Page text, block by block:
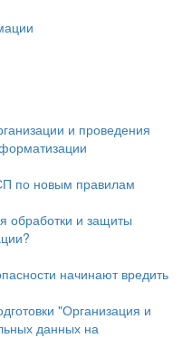
и проведения
по новым правилам
обработки и защиты
начинают вредить
"Организация и
данных на